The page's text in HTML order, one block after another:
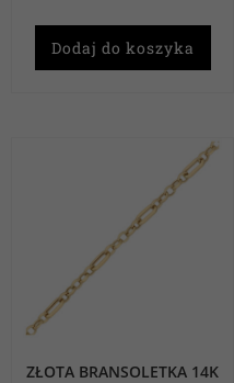
Dodaj do koszyka
ZŁOTA BRANSOLETKA 14K